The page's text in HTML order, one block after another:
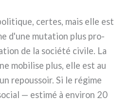
cer­tes, mais elle est
d'une muta­tion plus pro­
de la socié­té civi­le. La
mobi­li­se plus, elle est au
repous­soir. Si le régi­me
— esti­mé à envi­ron 20